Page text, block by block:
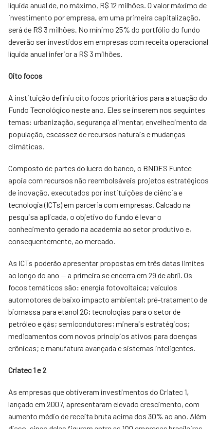
líquida anual de, no máximo, R$ 12 milhões. O valor máximo de
investimento por empresa, em uma primeira capitalização,
será de R$ 3 milhões. No mínimo 25% do portfólio do fundo
deverão ser investidos em empresas com receita operacional
líquida anual inferior a R$ 3 milhões.
Oito focos
A instituição definiu oito focos prioritários para a atuação do
Fundo Tecnológico neste ano. Eles se inserem nos seguintes
temas: urbanização, segurança alimentar, envelhecimento da
população, escassez de recursos naturais e mudanças
climáticas.
Composto de partes do lucro do banco, o BNDES Funtec
apoia com recursos não reembolsáveis projetos estratégicos
de inovação, executados por instituições de ciência e
tecnologia (ICTs) em parceria com empresas. Calcado na
pesquisa aplicada, o objetivo do fundo é levar o
conhecimento gerado na academia ao setor produtivo e,
consequentemente, ao mercado.
As ICTs poderão apresentar propostas em três datas limites
ao longo do ano — a primeira se encerra em 29 de abril. Os
focos temáticos são: energia fotovoltaica; veículos
automotores de baixo impacto ambiental; pré-tratamento de
biomassa para etanol 2G; tecnologias para o setor de
petróleo e gás; semicondutores; minerais estratégicos;
medicamentos com novos princípios ativos para doenças
crônicas; e manufatura avançada e sistemas inteligentes.
Criatec 1 e 2
As empresas que obtiveram investimentos do Criatec 1,
lançado em 2007, apresentaram elevado crescimento, com
aumento médio de receita bruta acima dos 30% ao ano. Além